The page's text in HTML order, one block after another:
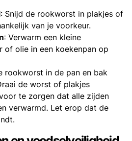
: Snijd de rookworst in plakjes of
van je voorkeur.
: Verwarm een kleine
of olie in een koekenpan op
rookworst in de pan en bak
de worst of plakjes
te zorgen dat alle zijden
verwarmd. Let erop dat de